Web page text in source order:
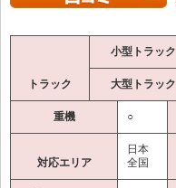
トラック
小型トラック
大型トラック
重機 ○
対応エリア
日本
全国